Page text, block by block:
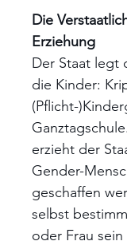
Die
Erziehung
Der Staat legt
die Kinder:
(Pflicht-
erzieht der
Gender-
geschaffen
selbst
oder Frau